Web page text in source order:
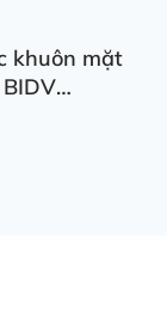
khuôn mặt